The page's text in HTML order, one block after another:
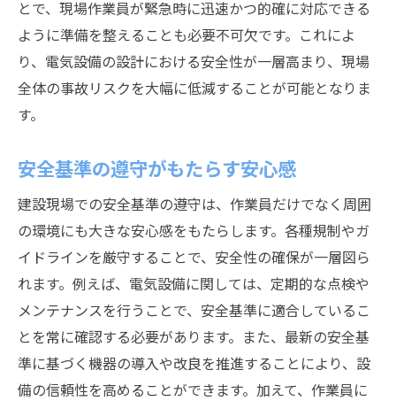
とで、現場作業員が緊急時に迅速かつ的確に対応できる
ように準備を整えることも必要不可欠です。これによ
り、電気設備の設計における安全性が一層高まり、現場
全体の事故リスクを大幅に低減することが可能となりま
す。
安全基準の遵守がもたらす安心感
建設現場での安全基準の遵守は、作業員だけでなく周囲
の環境にも大きな安心感をもたらします。各種規制やガ
イドラインを厳守することで、安全性の確保が一層図ら
れます。例えば、電気設備に関しては、定期的な点検や
メンテナンスを行うことで、安全基準に適合しているこ
とを常に確認する必要があります。また、最新の安全基
準に基づく機器の導入や改良を推進することにより、設
備の信頼性を高めることができます。加えて、作業員に